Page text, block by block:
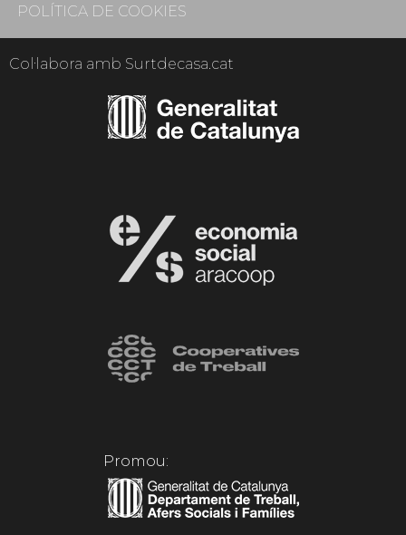
POLÍTICA DE COOKIES
Col·labora amb Surtdecasa.cat
Promou: